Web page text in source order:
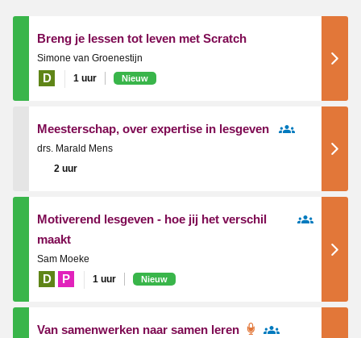
Breng je lessen tot leven met Scratch
Simone van Groenestijn
D 1 uur Nieuw
Meesterschap, over expertise in lesgeven
drs. Marald Mens
2 uur
Motiverend lesgeven - hoe jij het verschil
maakt
Sam Moeke
D P 1 uur Nieuw
Van samenwerken naar samen leren